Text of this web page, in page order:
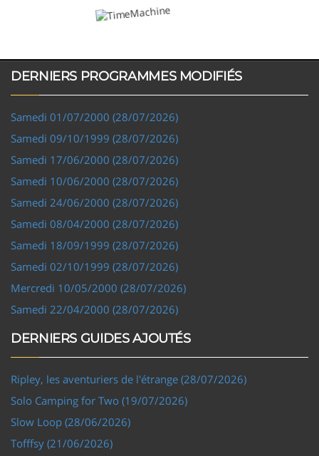
DERNIERS PROGRAMMES MODIFIÉS
Samedi 01/07/2000 (28/07/2026)
Samedi 09/10/1999 (28/07/2026)
Samedi 17/06/2000 (28/07/2026)
Samedi 10/06/2000 (28/07/2026)
Samedi 24/06/2000 (28/07/2026)
Samedi 08/04/2000 (28/07/2026)
Samedi 18/09/1999 (28/07/2026)
Samedi 02/10/1999 (28/07/2026)
Mercredi 10/05/2000 (28/07/2026)
Samedi 22/04/2000 (28/07/2026)
DERNIERS GUIDES AJOUTÉS
Ripley, les aventuriers de l'étrange (28/07/2026)
Solo Camping for Two (19/07/2026)
Slow Loop (28/06/2026)
Tofffsy (21/06/2026)